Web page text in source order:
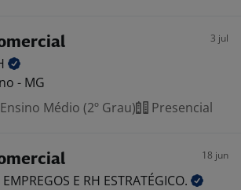
3 jul
- MG
Ensino Médio (2º Grau) Presencial
18 jun
E RH ESTRATÉGICO.